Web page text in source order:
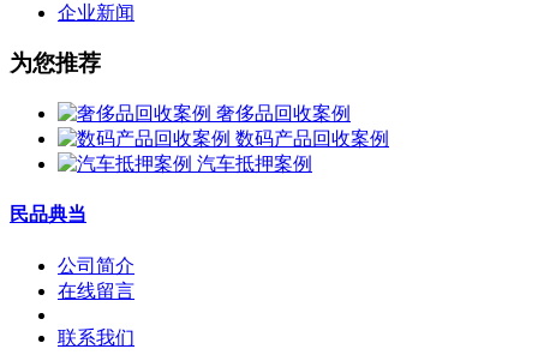
企业新闻
为您推荐
奢侈品回收案例
数码产品回收案例
汽车抵押案例
民品典当
公司简介
在线留言
联系我们